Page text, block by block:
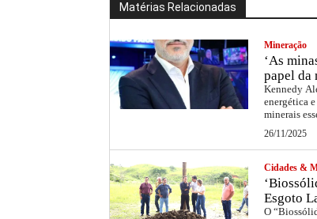
Matérias Relacionadas
Mineração
‘As
papel da
Kennedy
energética
minerais
26/11/2025
Cidades &
Esgoto
O